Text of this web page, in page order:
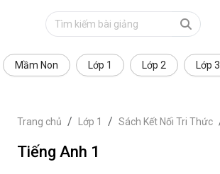
Mầm Non Lớp 1 Lớp 2 Lớp 3
Trang chủ Lớp 1 Sách Kết Nối Tri Thức
Tiếng Anh 1